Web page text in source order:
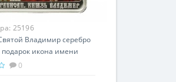
25196
Владимир серебро
подарок икона имени
0